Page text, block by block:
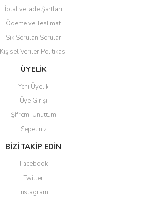
İptal ve İade Şartları
Ödeme ve Teslimat
Sık Sorulan Sorular
Kişisel Veriler Politikası
ÜYELİK
Yeni Üyelik
Üye Girişi
Şifremi Unuttum
Sepetiniz
BİZİ TAKİP EDİN
Facebook
Twitter
Instagram